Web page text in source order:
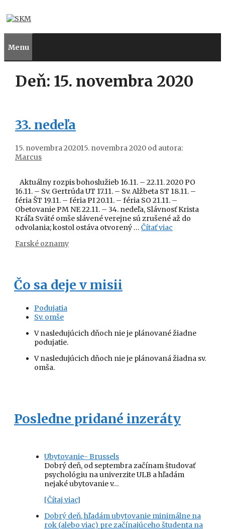
na
Menu
Deň: 15. novembra 2020
33. nedeľa
15. novembra 202015. novembra 2020 od autora:
Marcus
Aktuálny rozpis bohoslužieb 16.11. – 22.11. 2020 PO
16.11. – Sv. Gertrúda UT 17.11. – Sv. Alžbeta ST 18.11. –
féria ŠT 19.11. – féria PI 20.11. – féria SO 21.11. –
Obetovanie PM NE 22.11. – 34. nedeľa, Slávnosť Krista
Kráľa Sväté omše slávené verejne sú zrušené až do
odvolania; kostol ostáva otvorený … Čítať viac
Kategórie
Farské oznamy
Čo sa deje v misii
Podujatia
Sv. omše
V nasledujúcich dňoch nie je plánované žiadne
podujatie.
V nasledujúcich dňoch nie je plánovaná žiadna sv.
omša.
Posledne pridané inzeráty
Ubytovanie- Brussels
Dobrý deň, od septembra začínam študovať
psychológiu na univerzite ULB a hľadám
nejaké ubytovanie v…
[Čítaj viac]
Dobrý deň, hľadám ubytovanie minimálne na
rok (alebo viac) pre začínajúceho študenta na